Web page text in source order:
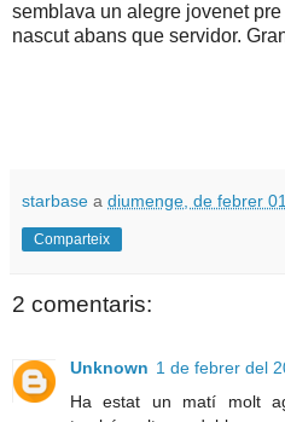
semblava un alegre jovenet
nascut abans que servidor.
starbase a diumenge, de febrer
Comparteix
2 comentaris:
Unknown 1 de febrer del
Ha estat un matí molt